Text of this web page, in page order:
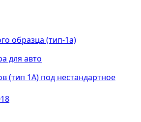
для авто
(тип 1А) под нестандартное